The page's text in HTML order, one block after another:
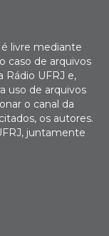
livre mediante
caso de arquivos
Rádio UFRJ e,
uso de arquivos
o canal da
os autores.
juntamente